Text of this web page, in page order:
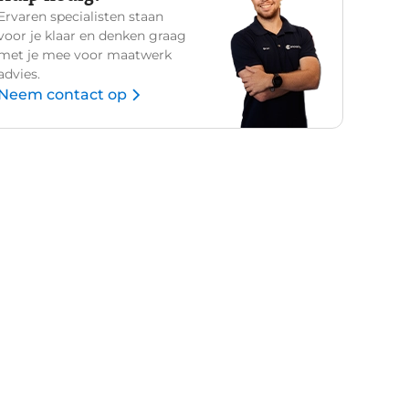
specialisten staan
je klaar en denken graag
je mee voor maatwerk
contact op